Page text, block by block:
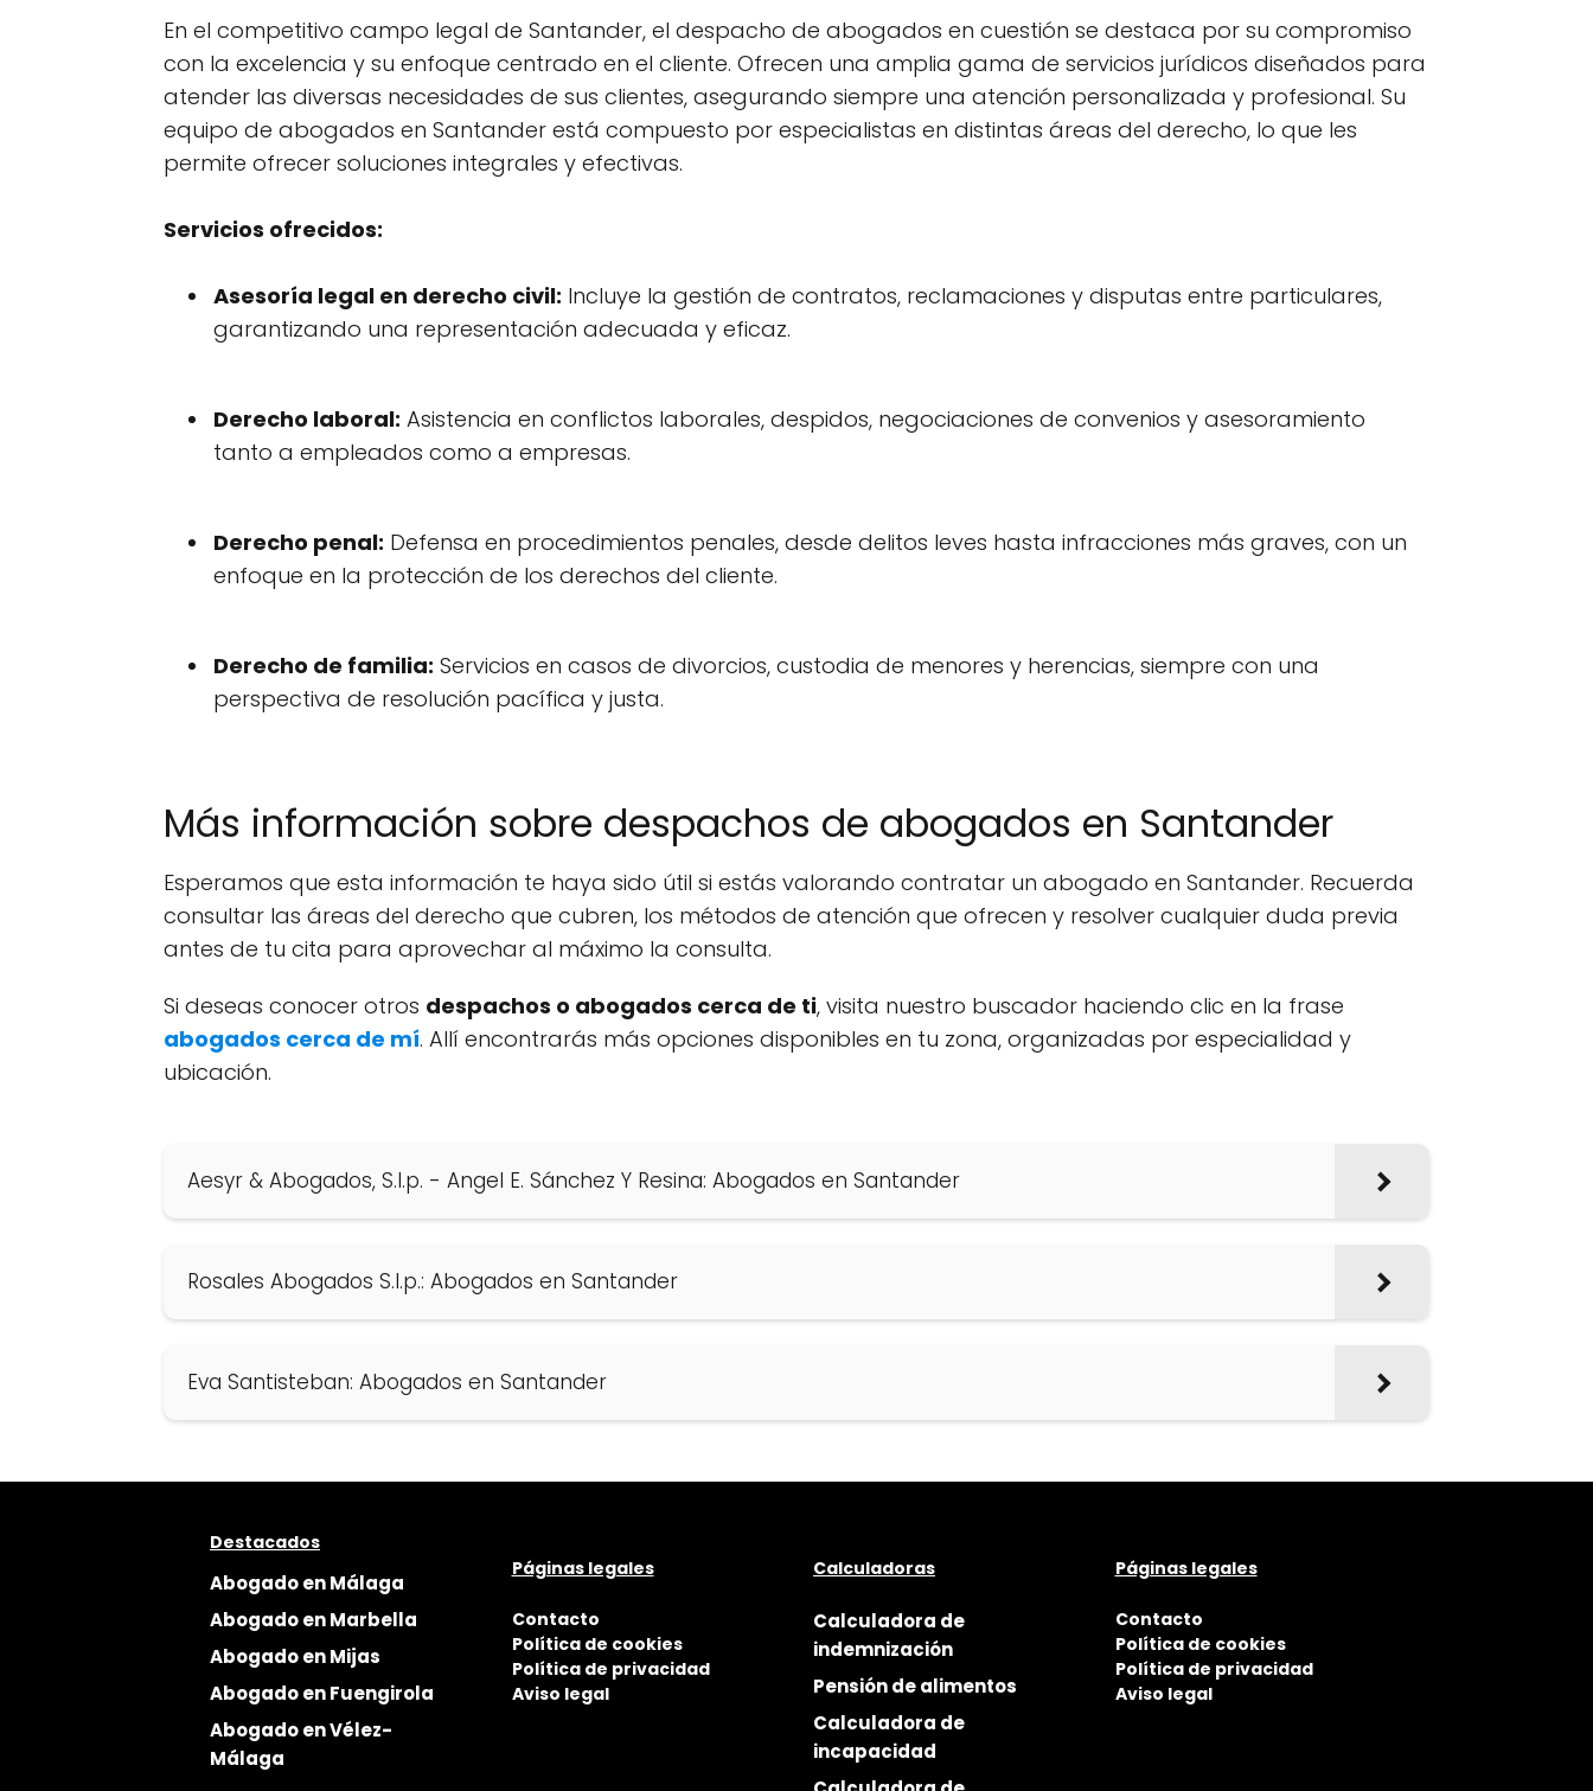
En el competitivo campo legal de Santander, el despacho de abogados en cuestión se destaca por su compromiso
con la excelencia y su enfoque centrado en el cliente. Ofrecen una amplia gama de servicios jurídicos diseñados para
atender las diversas necesidades de sus clientes, asegurando siempre una atención personalizada y profesional. Su
equipo de abogados en Santander está compuesto por especialistas en distintas áreas del derecho, lo que les
permite ofrecer soluciones integrales y efectivas.
Servicios ofrecidos:
Asesoría legal en derecho civil: Incluye la gestión de contratos, reclamaciones y disputas entre particulares,
garantizando una representación adecuada y eficaz.
Derecho laboral: Asistencia en conflictos laborales, despidos, negociaciones de convenios y asesoramiento
tanto a empleados como a empresas.
Derecho penal: Defensa en procedimientos penales, desde delitos leves hasta infracciones más graves, con un
enfoque en la protección de los derechos del cliente.
Derecho de familia: Servicios en casos de divorcios, custodia de menores y herencias, siempre con una
perspectiva de resolución pacífica y justa.
Más información sobre despachos de abogados en Santander
Esperamos que esta información te haya sido útil si estás valorando contratar un abogado en Santander. Recuerda
consultar las áreas del derecho que cubren, los métodos de atención que ofrecen y resolver cualquier duda previa
antes de tu cita para aprovechar al máximo la consulta.
Si deseas conocer otros despachos o abogados cerca de ti, visita nuestro buscador haciendo clic en la frase
abogados cerca de mí. Allí encontrarás más opciones disponibles en tu zona, organizadas por especialidad y
ubicación.
Aesyr & Abogados, S.l.p. - Angel E. Sánchez Y Resina: Abogados en Santander
Rosales Abogados S.l.p.: Abogados en Santander
Eva Santisteban: Abogados en Santander
Destacados
Abogado en Málaga
Abogado en Marbella
Abogado en Mijas
Abogado en Fuengirola
Abogado en Vélez-
Málaga
Páginas legales
Contacto
Política de cookies
Política de privacidad
Aviso legal
Calculadoras
Calculadora de
indemnización
Pensión de alimentos
Calculadora de
incapacidad
Páginas legales
Contacto
Política de cookies
Política de privacidad
Aviso legal